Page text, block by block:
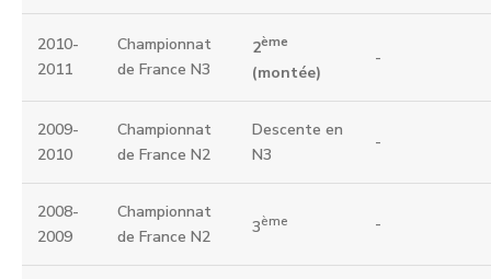
2010-
2011
Championnat
de France N3
2ème
(montée)
-
2009-
2010
Championnat
de France N2
Descente en
N3
-
2008-
2009
Championnat
de France N2
3ème -